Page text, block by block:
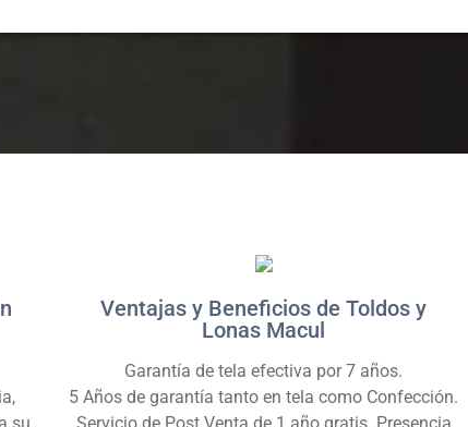
Ventajas y Beneficios de Toldos y
Lonas Macul
Garantía de tela efectiva por 7 años.
5 Años de garantía tanto en tela como Confección.